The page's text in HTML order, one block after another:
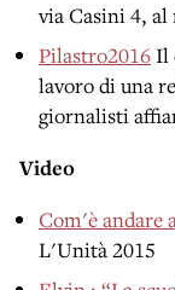
via Casini 4,
Pilastro2016Il
lavoro di una
giornalisti
Video
Com'è andare
L'Unità 2015